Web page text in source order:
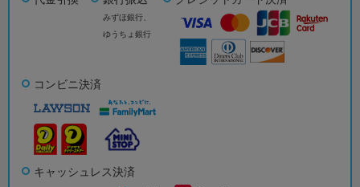
みずほ銀行、
ゆうちょ銀行
コンビニ決済
キャッシュレス決済